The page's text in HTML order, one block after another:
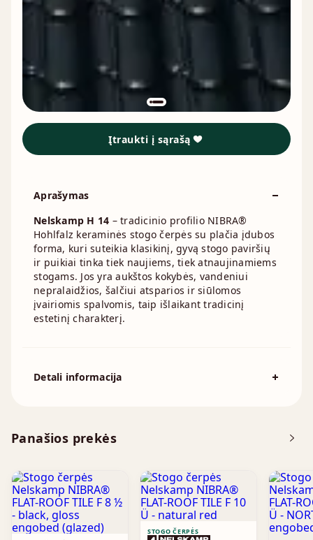
Panašios prekės
STOGO ČERPĖS
Įtraukti į sąrašą
Aprašymas
Nelskamp H 14 – tradicinio profilio NIBRA®
Hohlfalz keraminės stogo čerpės su plačia įdubos
forma, kuri suteikia klasikinį, gyvą stogo paviršių
ir puikiai tinka tiek naujiems, tiek atnaujinamiems
stogams. Jos yra aukštos kokybės, vandeniui
nepralaidžios, šalčiui atsparios ir siūlomos
įvairiomis spalvomis, taip išlaikant tradicinį
estetinį charakterį.
Detali informacija
Standartinis stogo nuolydis